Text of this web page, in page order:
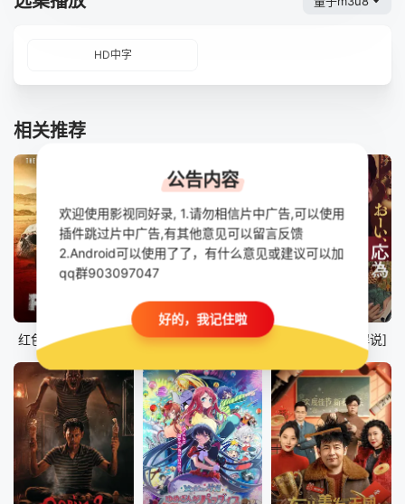
HD中字
相关推荐
红色瘟疫[电影解说] 阴儿怨[电影解说] 喂，应为[电影解说]
公告内容
欢迎使用影视同好录, 1.请勿相信片中广告,可以使用
插件跳过片中广告,有其他意见可以留言反馈
2.Android可以使用了了，有什么意见或建议可以加
qq群903097047
好的，我记住啦